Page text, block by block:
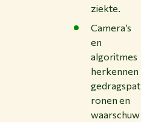
ziekte.
Camera’s
en
algoritmes
herkennen
gedragspat
ronen en
waarschuw